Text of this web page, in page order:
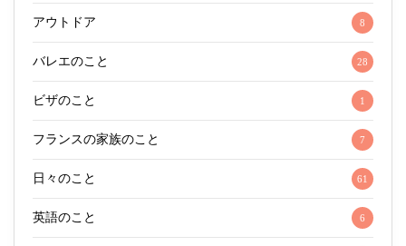
アウトドア 8
バレエのこと 28
ビザのこと 1
フランスの家族のこと 7
日々のこと 61
英語のこと 6